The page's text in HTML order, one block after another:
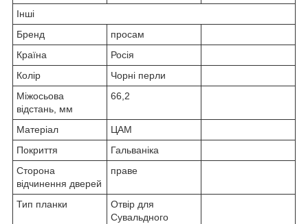
Інші
Бренд
просам
Країна
Росія
Колір
Чорні перли
Міжосьова
відстань, мм
66,2
Матеріал
ЦАМ
Покриття
Гальваніка
Сторона
відчинення дверей
праве
Тип планки
Отвір для
Сувальдного